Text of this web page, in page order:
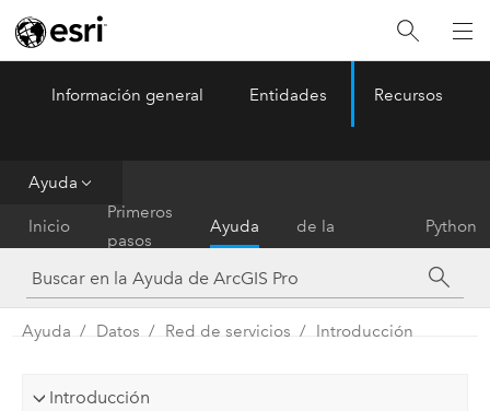
ArcGIS Pro Menu
Información general Entidades Recursos
Ayuda
Inicio
Primeros
pasos
Ayuda
de la
herramienta
Python
Ayuda Datos Red de servicios Introducción
Introducción